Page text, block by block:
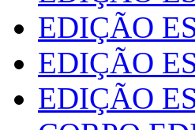
EDIÇÃO
EDIÇÃO
EDIÇÃO